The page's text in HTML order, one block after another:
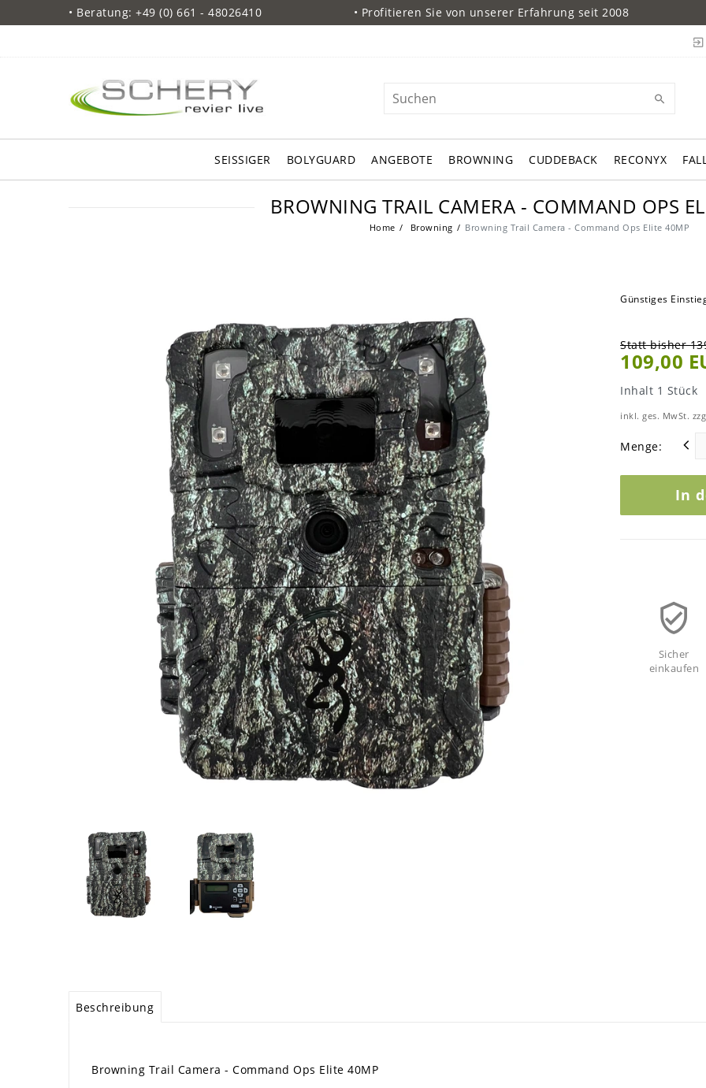
• Beratung: +49 (0) 661 - 48026410 • Profitieren Sie von unserer Erfahrung seit 2008
SEISSIGER BOLYGUARD ANGEBOTE BROWNING CUDDEBACK RECONYX
BROWNING TRAIL CAMERA - COMMAND OPS
Home Browning Browning Trail Camera - Command Ops Elite 40MP
Günstiges
Statt bisher
109,00
Inhalt 1 Stück
inkl. ges. MwSt.
Menge:
In
Sicher
einkaufen
Beschreibung
Browning Trail Camera - Command Ops Elite 40MP